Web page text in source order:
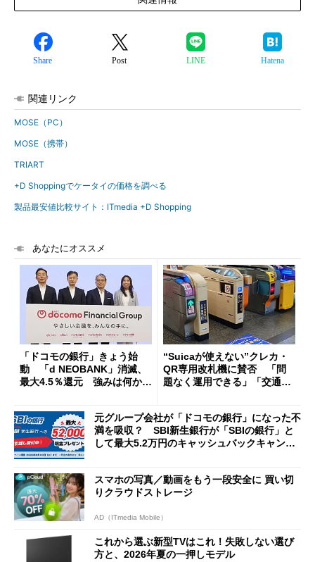
Share Post LINE Hatena
関連リンク
MOSE（PC）
MOSE（携帯）
TRIART
+D Shoppingでケータイの価格を調べる
製品最安値比較サイト：ITmedia +D Shopping
あなたにオススメ
「ドコモの銀行」きょう始
動 「d NEOBANK」消滅、
最大4.5％還元 強みは何か解
“Suicaが使えない”クレカ・
QR専用改札機に賛否 「問
題なく運用できる」「交通系I
元グループ会社が「ドコモの銀行」になった不
満を吸収？ SBI新生銀行が「SBIの銀行」と
して最大5.2万円のキャッシュバックキャンペ
スマホの写真／動画をもう一段安全に 買い切
りクラウドストレージ
AD（ITmedia Mobile）
これから選ぶ新型TVはこれ！失敗しない選び
方と、2026年夏の一押しモデル